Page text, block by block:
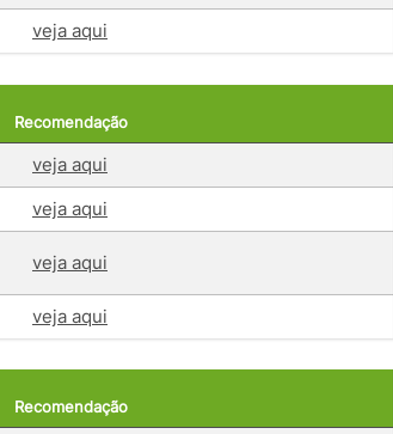
veja aqui
Recomendação
veja aqui
veja aqui
veja aqui
veja aqui
Recomendação